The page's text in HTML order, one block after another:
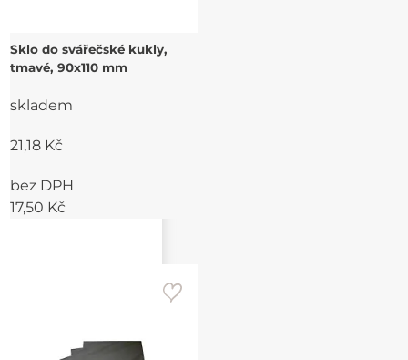
Sklo do svářečské kukly,
tmavé, 90x110 mm
skladem
21,18 Kč
bez DPH
17,50 Kč